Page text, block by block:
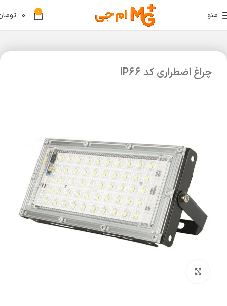
منو 0
0
چراغ اضطراری کد IP66